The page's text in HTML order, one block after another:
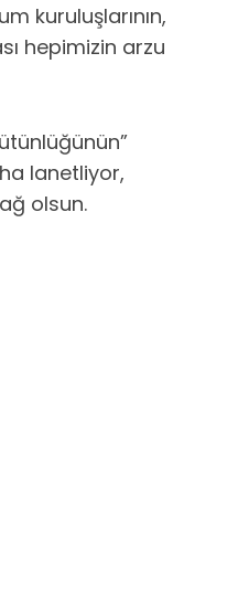
kuruluşlarının,
hepimizin arzu
lanetliyor,
olsun.